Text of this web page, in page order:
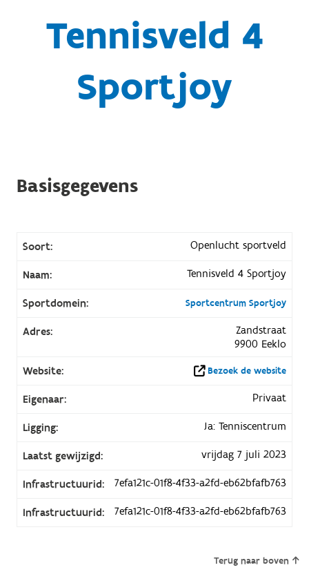
Tennisveld 4
Sportjoy
Basisgegevens
Soort: Openlucht sportveld
Naam: Tennisveld 4 Sportjoy
Sportdomein: Sportcentrum Sportjoy
Adres:
Zandstraat
9900 Eeklo
Website:
Bezoek de website
Eigenaar: Privaat
Ligging: Ja: Tenniscentrum
Laatst gewijzigd: vrijdag 7 juli 2023
Infrastructuurid: 7efa121c-01f8-4f33-a2fd-eb62bfafb763
Infrastructuurid: 7efa121c-01f8-4f33-a2fd-eb62bfafb763
Terug naar boven